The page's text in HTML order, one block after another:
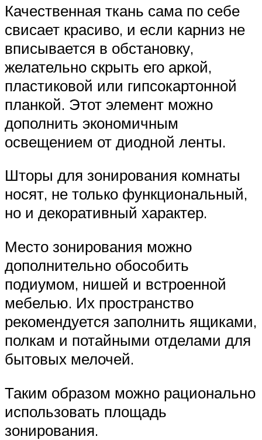
Качественная ткань сама по себе
свисает красиво, и если карниз не
вписывается в обстановку,
желательно скрыть его аркой,
пластиковой или гипсокартонной
планкой. Этот элемент можно
дополнить экономичным
освещением от диодной ленты.
Шторы для зонирования комнаты
носят, не только функциональный,
но и декоративный характер.
Место зонирования можно
дополнительно обособить
подиумом, нишей и встроенной
мебелью. Их пространство
рекомендуется заполнить ящиками,
полкам и потайными отделами для
бытовых мелочей.
Таким образом можно рационально
использовать площадь
зонирования.